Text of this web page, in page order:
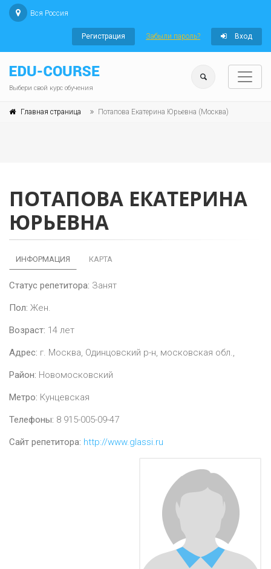
Вся Россия
Регистрация Забыли пароль? Вход
Выбери свой курс обучения
Главная страница Потапова Екатерина Юрьевна (Москва)
ПОТАПОВА ЕКАТЕРИНА
ЮРЬЕВНА
ИНФОРМАЦИЯ КАРТА
Статус репетитора: Занят
Пол: Жен.
Возраст: 14 лет
Адрес: г. Москва, Одинцовский р-н, московская обл.,
Район: Новомосковский
Метро: Кунцевская
Телефоны: 8 915-005-09-47
Сайт репетитора: http://www.glassi.ru